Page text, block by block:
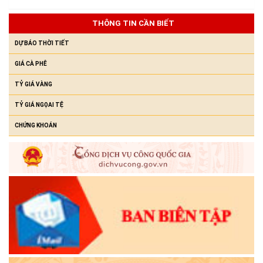
THÔNG TIN CẦN BIẾT
DỰ BÁO THỜI TIẾT
GIÁ CÀ PHÊ
TỶ GIÁ VÀNG
TỶ GIÁ NGỌAI TỆ
CHỨNG KHOÁN